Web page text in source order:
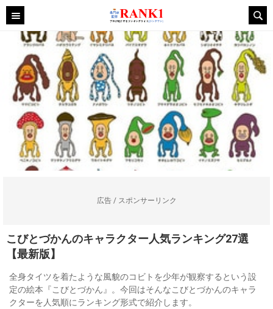
広告 / スポンサーリンク
こびとづかんのキャラクター人気ランキング27選
【最新版】
全身タイツを着たような風貌のコビトを少年が観察するという設
定の絵本『こびとづかん』。今回はそんなこびとづかんのキャラ
クターを人気順にランキング形式で紹介します。